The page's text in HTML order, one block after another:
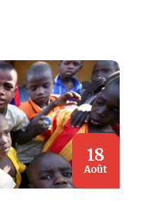
18
Août